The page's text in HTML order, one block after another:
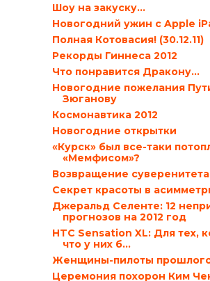
Шоу на закуску…
Новогодний ужин с Apple
Полная Котовасия! (30.12.11)
Рекорды Гиннеса 2012
Что понравится Дракону…
Новогодние пожелания
Зюганову
Космонавтика 2012
Новогодние открытки
«Курск» был все-таки
«Мемфисом»?
Возвращение суверенитета
Секрет красоты в
Джеральд Селенте: 12
прогнозов на 2012 год
HTC Sensation XL: Для тех,
что у них б...
Женщины-пилоты
Церемония похорон Ким